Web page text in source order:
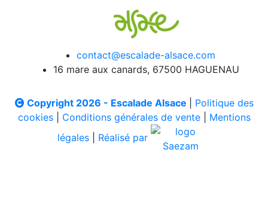
contact@escalade-alsace.com
16 mare aux canards, 67500 HAGUENAU
Copyright 2026 - Escalade Alsace
Politique des
cookies| Conditions générales de vente| Mentions
légales
Réalisé par